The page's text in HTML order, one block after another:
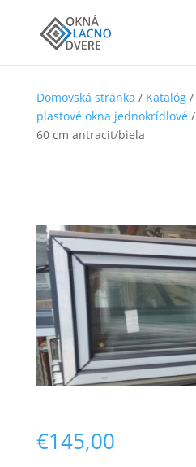
Domovská stránka / Katalóg/
plastové okna jednokrídlové/
60 cm antracit/biela
€145,00